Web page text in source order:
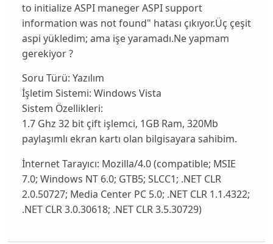
to initialize ASPI maneger ASPI support
information was not found" hatası çıkıyor.Üç çeşit
aspi yükledim; ama işe yaramadı.Ne yapmam
gerekiyor ?
Soru Türü: Yazılım
İşletim Sistemi: Windows Vista
Sistem Özellikleri:
1.7 Ghz 32 bit çift işlemci, 1GB Ram, 320Mb
paylaşımlı ekran kartı olan bilgisayara sahibim.
İnternet Tarayıcı: Mozilla/4.0 (compatible; MSIE
7.0; Windows NT 6.0; GTB5; SLCC1; .NET CLR
2.0.50727; Media Center PC 5.0; .NET CLR 1.1.4322;
.NET CLR 3.0.30618; .NET CLR 3.5.30729)